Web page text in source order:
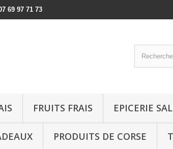
69 97 71 73
FRUITS FRAIS EPICERIE
PRODUITS DE CORSE